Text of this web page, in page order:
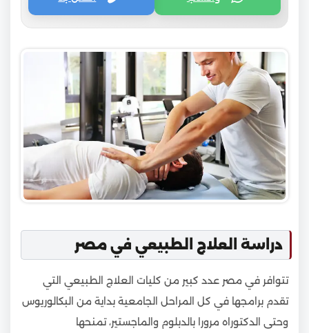
دراسة العلاج الطبيعي في مصر
تتوافر في مصر عدد كبير من كليات العلاج الطبيعي التي
تقدم برامجها في كل المراحل الجامعية بداية من البكالوريوس
وحتى الدكتوراه مرورا بالدبلوم والماجستير، تمنحها